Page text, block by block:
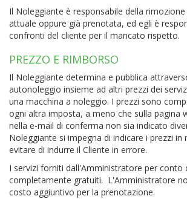
Il Noleggiante è responsabile della
attuale oppure già prenotata, ed egli è
confronti del cliente per il mancato rispetto.
PREZZO E RIMBORSO
Il Noleggiante determina e pubblica
autonoleggio insieme ad altri prezzi dei
una macchina a noleggio. I prezzi sono
ogni altra imposta, a meno che sulla pagina
nella e-mail di conferma non sia indicato
Noleggiante si impegna di indicare i prezzi
evitare di indurre il Cliente in errore.
I servizi forniti dall'Amministratore per conto
completamente gratuiti. L'Amministratore
costo aggiuntivo per la prenotazione.